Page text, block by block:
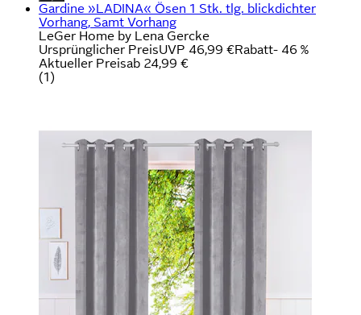
Gardine »LADINA« Ösen 1 Stk. tlg. blickdichter
Vorhang, Samt Vorhang
LeGer Home by Lena Gercke
Ursprünglicher PreisUVP 46,99 €Rabatt- 46 %
Aktueller Preisab 24,99 €
(1)